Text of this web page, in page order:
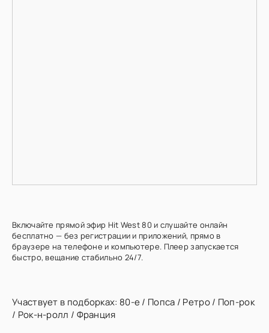
Включайте прямой эфир Hit West 80 и слушайте онлайн
бесплатно — без регистрации и приложений, прямо в
браузере на телефоне и компьютере. Плеер запускается
быстро, вещание стабильно 24/7.
Участвует в подборках: 80-е/ Попса / Ретро/ Поп-рок
/ Рок-н-ролл / Франция